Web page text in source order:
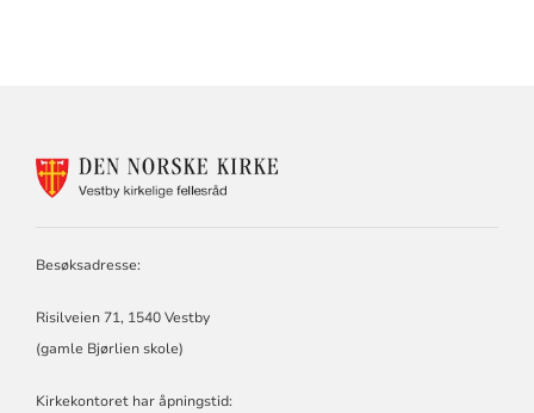
Besøksadresse:
Risilveien 71, 1540 Vestby
(gamle Bjørlien skole)
Kirkekontoret har åpningstid: